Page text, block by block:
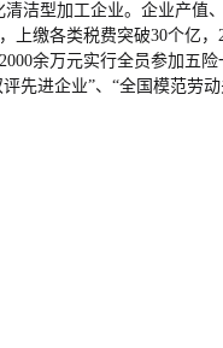
洁型加工企业。企业产
缴各类税费突破30个亿
余万元实行全员参加
进企业”、“全国模范劳